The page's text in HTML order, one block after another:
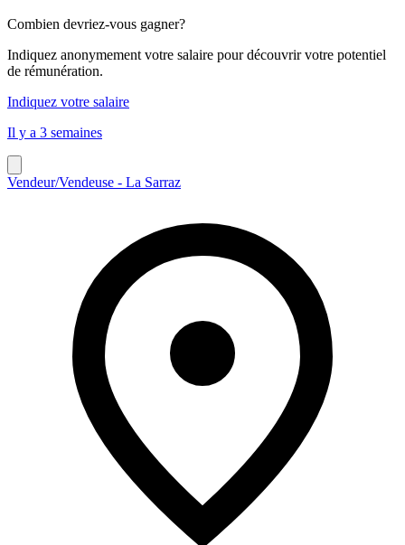
Combien devriez-vous gagner?
Indiquez anonymement votre salaire pour découvrir votre potentiel
de rémunération.
Indiquez votre salaire
Il y a 3 semaines
Vendeur/Vendeuse - La Sarraz